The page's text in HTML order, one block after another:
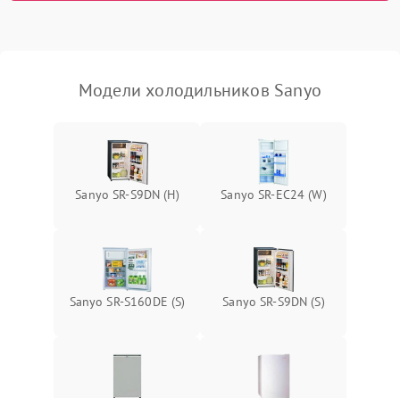
работе
Модели холодильников Sanyo
Sanyo SR-S9DN (H) Sanyo SR-EC24 (W)
Sanyo SR-S160DE (S) Sanyo SR-S9DN (S)